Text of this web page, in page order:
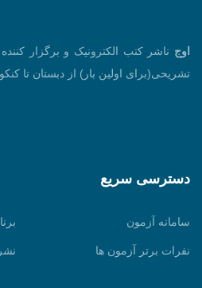
اوج ناشر کتب الکترونیک و برگزار
تشریحی(برای اولین بار) از دبستان تا
دسترسی سریع
سامانه آزمون
نفرات برتر آزمون ها